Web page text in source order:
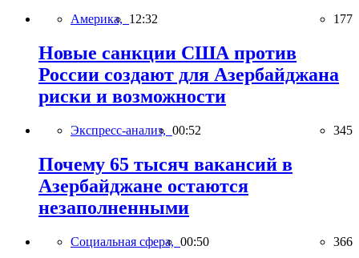
Америка, 12:32 177
Новые санкции США против
России создают для Азербайджана
риски и возможности
Экспресс-анализ, 00:52 345
Почему 65 тысяч вакансий в
Азербайджане остаются
незаполненными
Социальная сфера, 00:50 366